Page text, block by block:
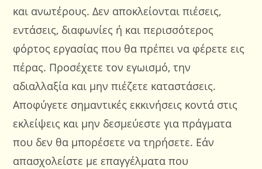
και ανωτέρους. Δεν αποκλείονται πιέσεις,
εντάσεις, διαφωνίες ή και περισσότερος
φόρτος εργασίας που θα πρέπει να φέρετε εις
πέρας. Προσέχετε τον εγωισμό, την
αδιαλλαξία και μην πιέζετε καταστάσεις.
Αποφύγετε σημαντικές εκκινήσεις κοντά στις
εκλείψεις και μην δεσμεύεστε για πράγματα
που δεν θα μπορέσετε να τηρήσετε. Εάν
απασχολείστε με επαγγέλματα που